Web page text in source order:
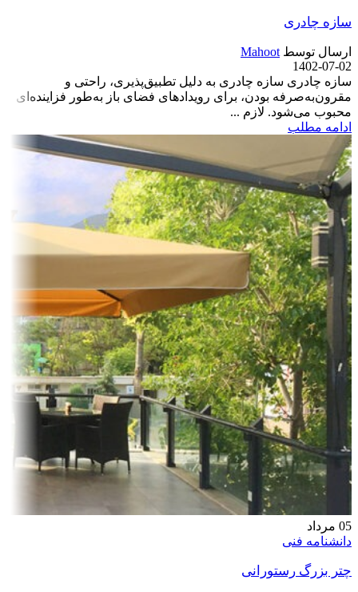
سازه چادری
ارسال توسط Mahoot
1402-07-02
سازه چادری سازه‌ چادری به دلیل تطبیق‌پذیری، راحتی و
مقرون‌به‌صرفه بودن، برای رویداد‌های فضای باز به‌طور فزاینده‌ای
محبوب می‌شود. لازم ...
ادامه مطلب
05 مرداد
دانشنامه فنی
چتر بزرگ رستورانی